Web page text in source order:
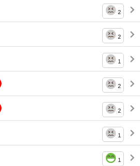
2
2
1
2
2
1
1